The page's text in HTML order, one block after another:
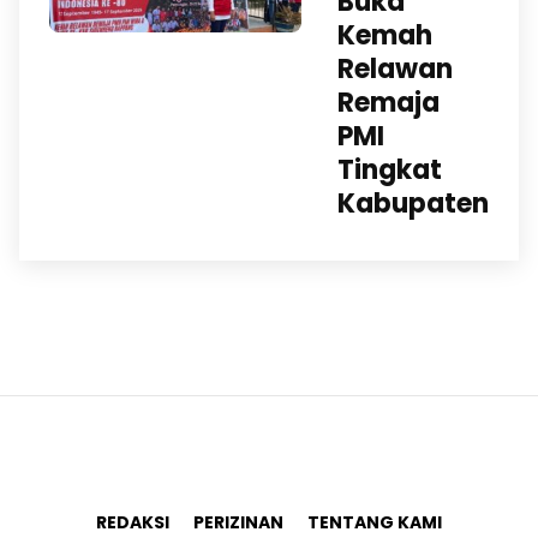
Kemah
Relawan
Remaja
PMI
Tingkat
Kabupaten
REDAKSI PERIZINAN
TENTANG KAMI